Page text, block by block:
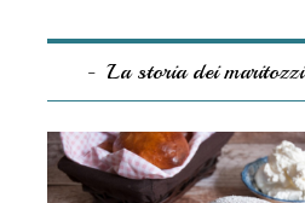
La storia dei maritozzi